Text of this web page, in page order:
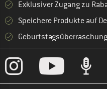
Exklusiver Zugang zu
Speichere Produkte auf
Geburtstagsüberraschung